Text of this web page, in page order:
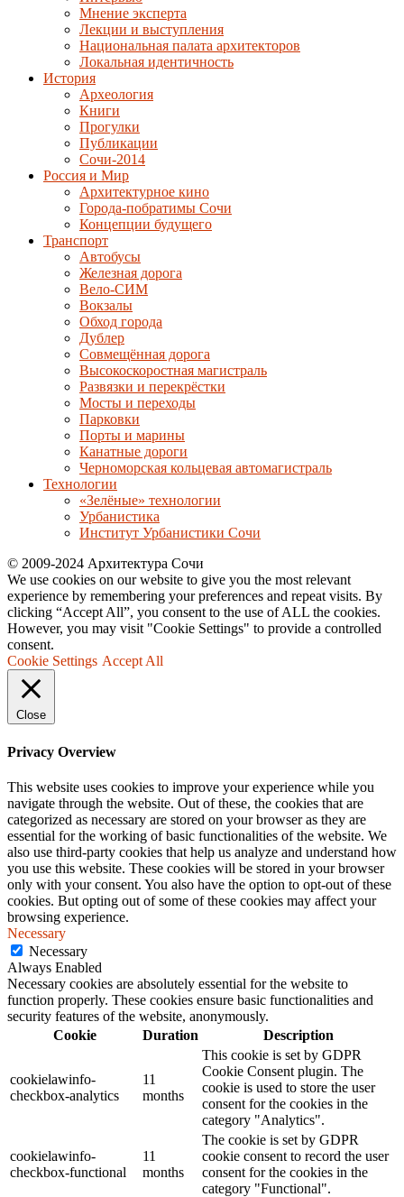
Мнение эксперта
Лекции и выступления
Национальная палата архитекторов
Локальная идентичность
История
Археология
Книги
Прогулки
Публикации
Сочи-2014
Россия и Мир
Архитектурное кино
Города-побратимы Сочи
Концепции будущего
Транспорт
Автобусы
Железная дорога
Вело-СИМ
Вокзалы
Обход города
Дублер
Совмещённая дорога
Высокоскоростная магистраль
Развязки и перекрёстки
Мосты и переходы
Парковки
Порты и марины
Канатные дороги
Черноморская кольцевая автомагистраль
Технологии
«Зелёные» технологии
Урбанистика
Институт Урбанистики Сочи
© 2009-2024 Архитектура Сочи
We use cookies on our website to give you the most relevant
experience by remembering your preferences and repeat visits. By
clicking “Accept All”, you consent to the use of ALL the cookies.
However, you may visit "Cookie Settings" to provide a controlled
consent.
Cookie Settings Accept All
Close
Privacy Overview
This website uses cookies to improve your experience while you
navigate through the website. Out of these, the cookies that are
categorized as necessary are stored on your browser as they are
essential for the working of basic functionalities of the website. We
also use third-party cookies that help us analyze and understand how
you use this website. These cookies will be stored in your browser
only with your consent. You also have the option to opt-out of these
cookies. But opting out of some of these cookies may affect your
browsing experience.
Necessary
Necessary
Always Enabled
Necessary cookies are absolutely essential for the website to
function properly. These cookies ensure basic functionalities and
security features of the website, anonymously.
Cookie
Duration Description
cookielawinfo-
checkbox-analytics
11
months
This cookie is set by GDPR
Cookie Consent plugin. The
cookie is used to store the user
consent for the cookies in the
category "Analytics".
cookielawinfo-
checkbox-functional
11
months
The cookie is set by GDPR
cookie consent to record the user
consent for the cookies in the
category "Functional".